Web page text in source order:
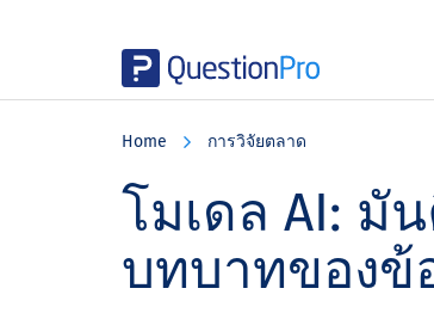
Home การวิจัยตลาด
โมเดล AI: มั
บทบาทของข้